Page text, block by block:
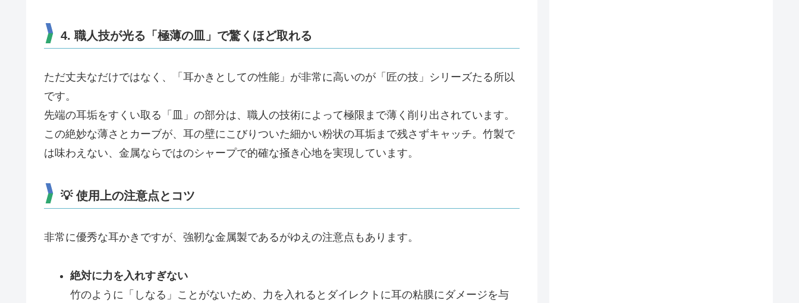
4. 職人技が光る「極薄の皿」で驚くほど取れる
ただ丈夫なだけではなく、「耳かきとしての性能」が非常に高いのが「匠の技」シリーズたる所以
です。
先端の耳垢をすくい取る「皿」の部分は、職人の技術によって極限まで薄く削り出されています。
この絶妙な薄さとカーブが、耳の壁にこびりついた細かい粉状の耳垢まで残さずキャッチ。竹製で
は味わえない、金属ならではのシャープで的確な掻き心地を実現しています。
💡 使用上の注意点とコツ
非常に優秀な耳かきですが、強靭な金属製であるがゆえの注意点もあります。
絶対に力を入れすぎない
竹のように「しなる」ことがないため、力を入れるとダイレクトに耳の粘膜にダメージを与